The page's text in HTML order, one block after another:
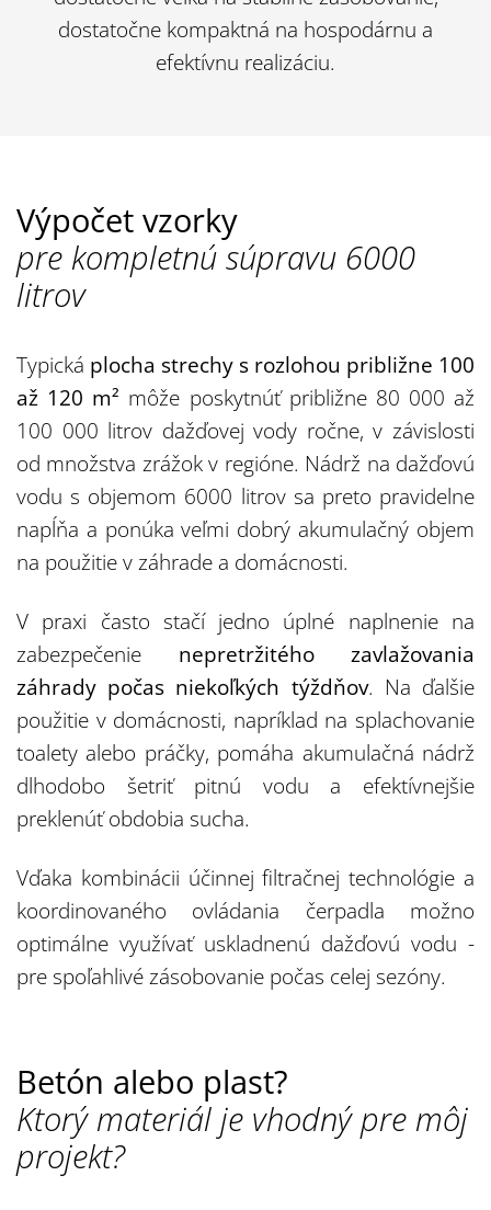
dostatočne kompaktná na hospodárnu a
efektívnu realizáciu.
Výpočet vzorky
pre kompletnú súpravu 6000
litrov
Typická plocha strechy s rozlohou približne 100
až 120 m² môže poskytnúť približne 80 000 až
100 000 litrov dažďovej vody ročne, v závislosti
od množstva zrážok v regióne. Nádrž na dažďovú
vodu s objemom 6000 litrov sa preto pravidelne
napĺňa a ponúka veľmi dobrý akumulačný objem
na použitie v záhrade a domácnosti.
V praxi často stačí jedno úplné naplnenie na
zabezpečenie nepretržitého zavlažovania
záhrady počas niekoľkých týždňov. Na ďalšie
použitie v domácnosti, napríklad na splachovanie
toalety alebo práčky, pomáha akumulačná nádrž
dlhodobo šetriť pitnú vodu a efektívnejšie
preklenúť obdobia sucha.
Vďaka kombinácii účinnej filtračnej technológie a
koordinovaného ovládania čerpadla možno
optimálne využívať uskladnenú dažďovú vodu -
pre spoľahlivé zásobovanie počas celej sezóny.
Betón alebo plast?
Ktorý materiál je vhodný pre môj
projekt?